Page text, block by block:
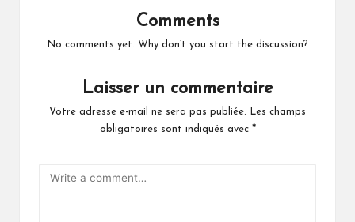
Comments
No comments yet. Why don’t you start the discussion?
Laisser un commentaire
Votre adresse e-mail ne sera pas publiée.
Les champs
obligatoires sont indiqués avec *